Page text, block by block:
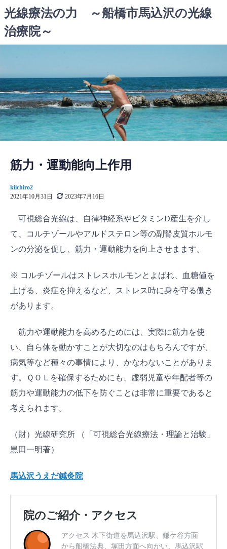
ン
テ
ス
キ
ッ
プ
光線療法の力 ～船橋市馬込沢の光線
治療院～
筋力・運動能向上作用
kiichiro2
2021年10月31日
2023年7月16日
可視総合光線は、自律神経系やビタミンD産生を介し
て、コルチゾールやアルドステロン等の副腎皮質ホルモ
ンの分泌を促し、筋力・運動能力を向上させまます。
※ コルチゾールはストレスホルモンとよばれ、血糖値を
上げる、炎症を抑えるなど、ストレス時に身を守る働き
があります。
筋力や運動能力を高めるためには、実際に筋力を使
い、自ら体を動かすことが大切なのはもちろんですが、
病気等など種々の事情により、かなわないことがありま
す。ＱＯＬを確保するためにも、虚弱児童や年配者等の
筋力や運動能力の低下を防ぐことは非常に重要であると
考えられます。
（財）光線研究所 （「可視総合光線療法・理論と治験」
黒田一明著）
馬込沢うえだ鍼灸院